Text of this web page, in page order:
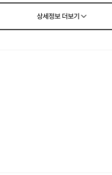
2단계: 1:1 맞춤형 재활 훈련
상세정보더보기